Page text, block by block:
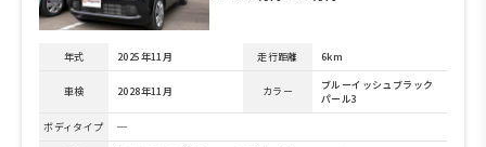
年式 2025年11月 走行距離 6km
車検 2028年11月 カラー
ブルーイッシュブラック
パール3
ボディタイプ
─